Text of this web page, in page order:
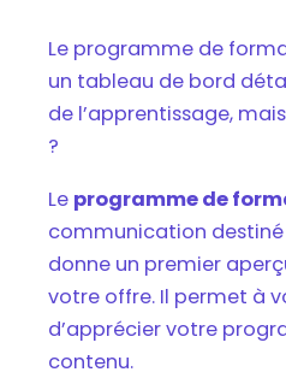
Le programme de
un tableau de bord
de l’apprentissage,
?
Le programme de
communication destiné
donne un premier
votre offre. Il permet à
d’apprécier votre
contenu.